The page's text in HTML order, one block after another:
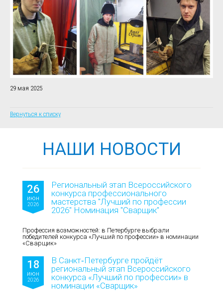
29 мая 2025
Вернуться к списку
НАШИ НОВОСТИ
26
июн
2026
Региональный этап Всероссийского
конкурса профессионального
мастерства "Лучший по профессии
2026" Номинация "Сварщик"
Профессия возможностей: в Петербурге выбрали
победителей конкурса «Лучший по профессии» в номинации
«Сварщик»
18
июн
2026
В Санкт‑Петербурге пройдёт
региональный этап Всероссийского
конкурса «Лучший по профессии» в
номинации «Сварщик»